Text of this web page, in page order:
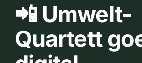
📲 Umwelt-
Quartett